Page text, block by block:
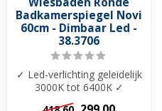
Badkamerspiegel Novi
60cm - Dimbaar Led -
38.3706
✓ Led-verlichting geleidelijk
3000K tot 6400K ✓
Dimbaar verlichting ✓